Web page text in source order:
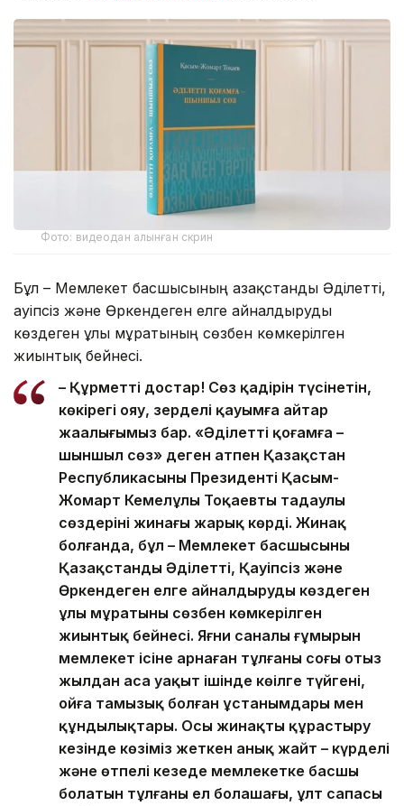
Фото: видеодан алынған скрин
Бұл – Мемлекет басшысының Қазақстанды Әділетті,
Қауіпсіз және Өркендеген елге айналдыруды
көздеген ұлы мұратының сөзбен көмкерілген
жиынтық бейнесі.
– Құрметті достар! Сөз қадірін түсінетін,
көкірегі ояу, зерделі қауымға айтар
жаңалығымыз бар. «Әділетті қоғамға –
шыншыл сөз» деген атпен Қазақстан
Республикасының Президенті Қасым-
Жомарт Кемелұлы Тоқаевтың таңдаулы
сөздерінің жинағы жарық көрді. Жинақ
болғанда, бұл – Мемлекет басшысының
Қазақстанды Әділетті, Қауіпсіз және
Өркендеген елге айналдыруды көздеген
ұлы мұратының сөзбен көмкерілген
жиынтық бейнесі. Яғни саналы ғұмырын
мемлекет ісіне арнаған тұлғаның соңғы отыз
жылдан аса уақыт ішінде көңілге түйгені,
ойға тамызық болған ұстанымдары мен
құндылықтары. Осы жинақты құрастыру
кезінде көзіміз жеткен анық жайт – күрделі
және өтпелі кезеңде мемлекетке басшы
болатын тұлғаның ел болашағы, ұлт сапасы